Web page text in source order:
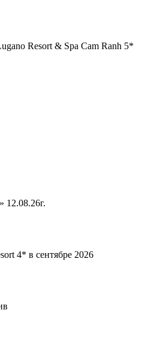
Resort & Spa Cam Ranh 5*
12.08.26г.
4* в сентябре 2026